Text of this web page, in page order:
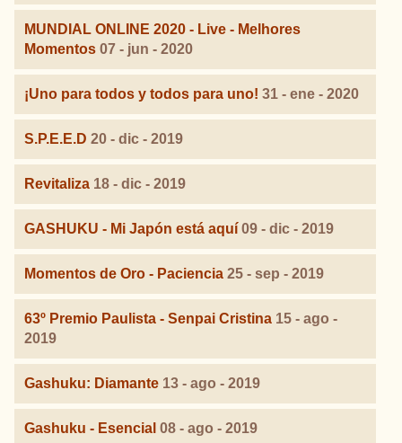
MUNDIAL ONLINE 2020 - Live - Melhores
Momentos 07 - jun - 2020
¡Uno para todos y todos para uno! 31 - ene - 2020
S.P.E.E.D 20 - dic - 2019
Revitaliza 18 - dic - 2019
GASHUKU - Mi Japón está aquí 09 - dic - 2019
Momentos de Oro - Paciencia 25 - sep - 2019
63º Premio Paulista - Senpai Cristina 15 - ago -
2019
Gashuku: Diamante 13 - ago - 2019
Gashuku - Esencial 08 - ago - 2019